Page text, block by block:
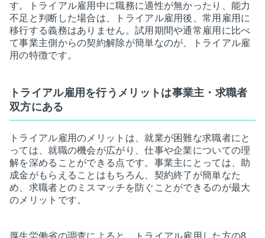
す。トライアル雇用中に職務に適性が無かったり、能力
不足と判断した場合は、トライアル雇用後、常用雇用に
移行する義務はありません。試用期間や通常雇用に比べ
て事業主側からの契約解除が簡単なのが、トライアル雇
用の特徴です。
トライアル雇用を行うメリットは事業主・求職者
双方にある
トライアル雇用のメリットは、就業が困難な求職者にと
っては、就職の機会が広がり、仕事や企業についての理
解を深めることができる点です。事業主にとっては、助
成金がもらえることはもちろん、契約終了が簡単なた
め、求職者とのミスマッチを防ぐことができるのが最大
のメリットです。